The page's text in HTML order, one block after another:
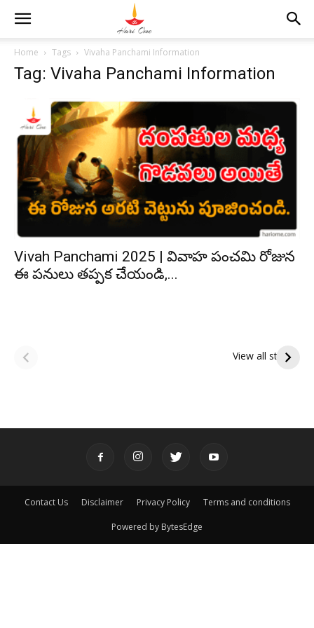
Home Tags Vivaha Panchami Information
Tag: Vivaha Panchami Information
Vivah Panchami 2025 | వివాహ పంచమి రోజున
ఈ పనులు తప్పక చేయండి,...
View all stories
పితృదేవతల ఆశీర్వాదం
ఇంద్రకీలాద్రి గిరి ప్రదక్షిణ
Contact Us Disclaimer Privacy Policy Terms and conditions
Powered by BytesEdge